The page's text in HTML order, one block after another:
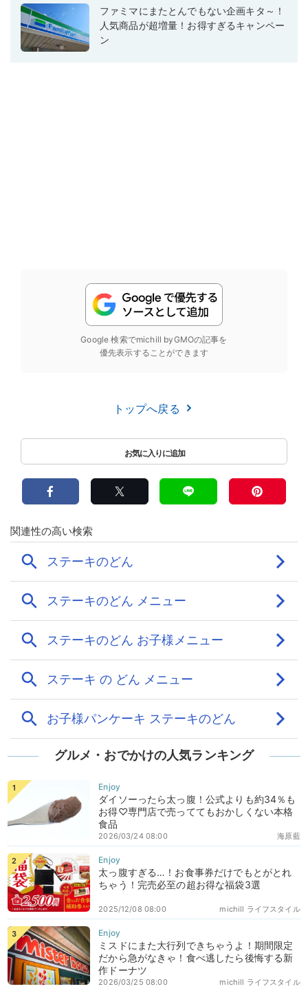
ファミマにまたとんでもない企画キタ～！
人気商品が超増量！お得すぎるキャンペー
ン
Google 検索でmichill byGMOの記事を
優先表示することができます
トップへ戻る
グルメ・おでかけの人気ランキング
ダイソーったら太っ腹！公式よりも約34％も
お得♡専門店で売っててもおかしくない本格
食品
海原藍
2026/03/24 08:00
太っ腹すぎる…！お食事券だけでもとがとれ
ちゃう！完売必至の超お得な福袋3選
michill ライフスタイル
2025/12/08 08:00
ミスドにまた大行列できちゃうよ！期間限定
だから急がなきゃ！食べ逃したら後悔する新
作ドーナツ
michill ライフスタイル
2026/03/25 08:00